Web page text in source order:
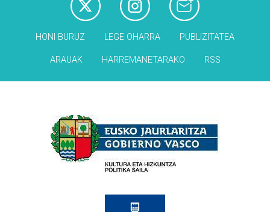
HONI BURUZ LEGE OHARRA PUBLIZITATEA
ARAUAK HARREMANETARAKO RSS